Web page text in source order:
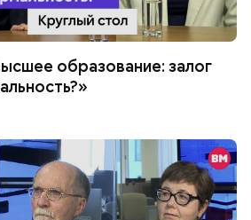
образование: залог